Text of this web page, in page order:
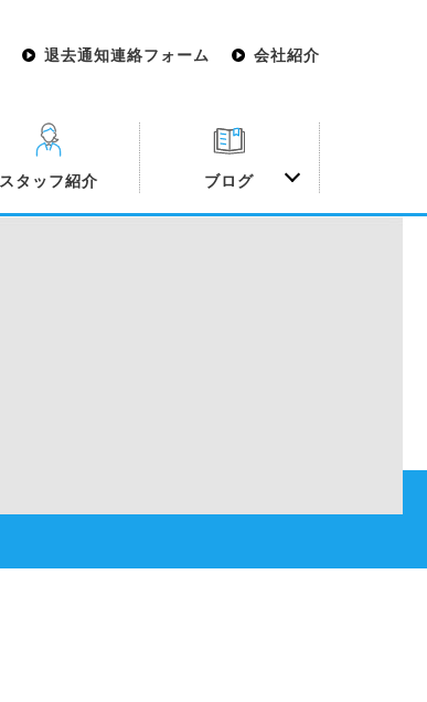
退去通知連絡フォーム 会社紹介
スタッフ紹介 ブログ